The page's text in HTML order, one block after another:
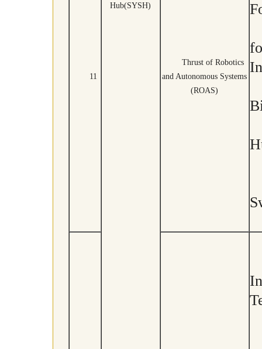
Hub(SYSH)
11
Thrust of Robotics
and Autonomous Systems
(ROAS)